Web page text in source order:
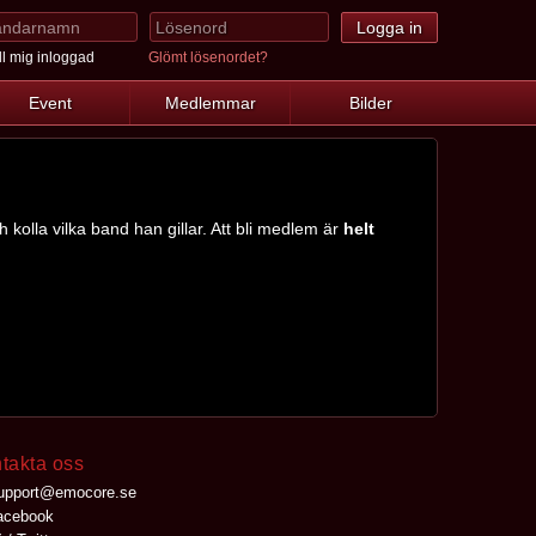
mig inloggad Glömt lösenordet?
Event Medlemmar Bilder
kolla vilka band han gillar. Att bli medlem är helt
oss